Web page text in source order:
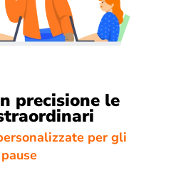
precisione le
per gli